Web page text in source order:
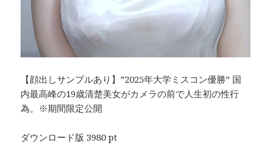
【顔出しサンプルあり】”2025年大学ミスコン優勝” 国
内最高峰の19歳清楚美女がカメラの前で人生初の性行
為。※期間限定公開
ダウンロード版 3980 pt